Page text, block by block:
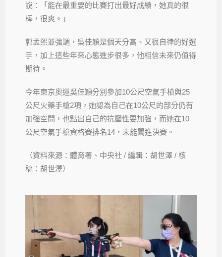
說：「能在最重要的比賽打出最好成績，她真的很
棒，很爽。」
郭孟熙並強調，吳佳穎是個天分高、又很自律的好選
手，加上這些年來心態進步很多，他相信未來仍值得
期待。
今年東京奧運吳佳穎分別參加10公尺空氣手槍與25
公尺火藥手槍2項，她認為自己在10公尺的部分仍有
加強空間，也點出自己的抗壓性要加強，而她在10
公尺空氣手槍資格賽排名14，未能闖進決賽。
（資料來源：體育署、中央社 / 編輯：胡世澤 / 核
稿：胡世澤）